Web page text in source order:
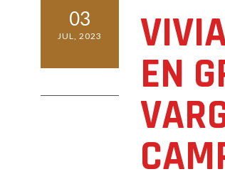
03
JUL, 2023
EN